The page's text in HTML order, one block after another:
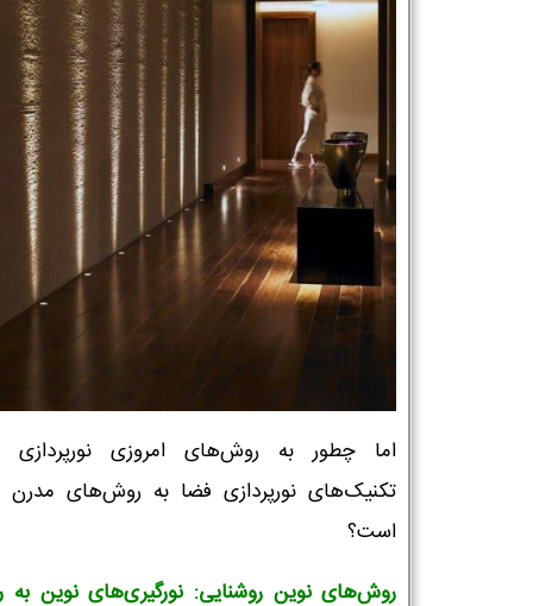
اما چطور به روش‌های امروزی نورپردازی
تکنیک‌های نورپردازی فضا به روش‌های مدرن
است؟
روش‌های نوین روشنایی: نورگیری‌های نوین به